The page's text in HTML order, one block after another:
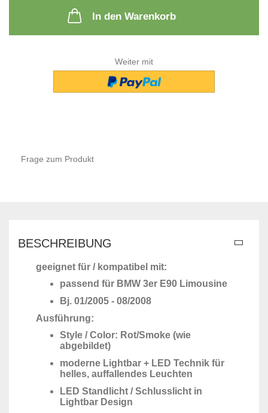
In den Warenkorb
Weiter mit
Frage zum Produkt
BESCHREIBUNG
geeignet für / kompatibel mit:
passend für BMW 3er E90 Limousine
Bj. 01/2005 - 08/2008
Ausführung:
Style / Color: Rot/Smoke (wie
abgebildet)
moderne Lightbar + LED Technik für
helles, auffallendes Leuchten
LED Standlicht / Schlusslicht in
Lightbar Design